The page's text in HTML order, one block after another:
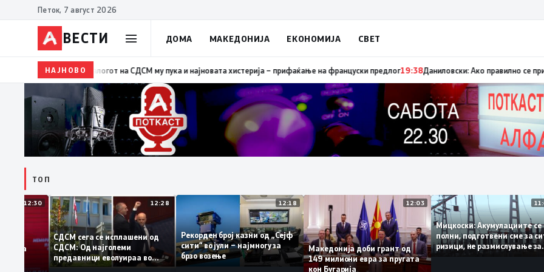
Петок, 7 август 2026
ВЕСТИ ДОМА МАКЕДОНИЈА ЕКОНОМИЈА СВЕТ
НАЈНОВО
19:39 ВМРО-ДПМНЕ: Како што му пукна меурот од сапуница „мигранти за пари“, така на талогот на СДСМ му пука и
ТОП
12:30
на
12:28
СДСМ сега се исплашени од
СДСМ: Од најголеми
предавници еволуираа во
најголеми патриоти
12:18
Рекорден број казни од „Сејф
сити“ во јули – најмногу за
брзо возење
12:03
Македонија доби грант од
149 милиони евра за пругата
кон Бугарија
Мицкоски:
полни, подготвени сме
ризици, не
поскапување на струјата